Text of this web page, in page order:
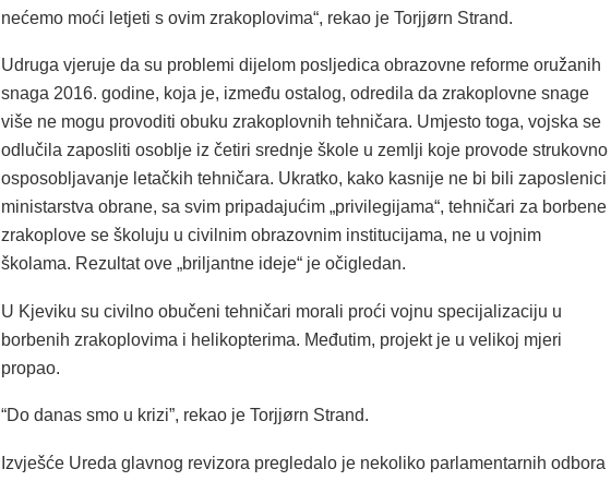
nećemo moći letjeti s ovim zrakoplovima“, rekao je Torjjørn Strand.
Udruga vjeruje da su problemi dijelom posljedica obrazovne reforme oružanih
snaga 2016. godine, koja je, između ostalog, odredila da zrakoplovne snage
više ne mogu provoditi obuku zrakoplovnih tehničara. Umjesto toga, vojska se
odlučila zaposliti osoblje iz četiri srednje škole u zemlji koje provode strukovno
osposobljavanje letačkih tehničara. Ukratko, kako kasnije ne bi bili zaposlenici
ministarstva obrane, sa svim pripadajućim „privilegijama“, tehničari za borbene
zrakoplove se školuju u civilnim obrazovnim institucijama, ne u vojnim
školama. Rezultat ove „briljantne ideje“ je očigledan.
U Kjeviku su civilno obučeni tehničari morali proći vojnu specijalizaciju u
borbenih zrakoplovima i helikopterima. Međutim, projekt je u velikoj mjeri
propao.
“Do danas smo u krizi”, rekao je Torjjørn Strand.
Izvješće Ureda glavnog revizora pregledalo je nekoliko parlamentarnih odbora